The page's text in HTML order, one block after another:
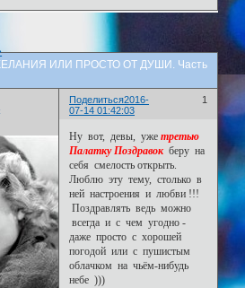
ИЛИ ПРОСТО ОТ ДУШИ. Часть
Поделиться 1
2016-
07-14 01:42:03
Ну вот, девы, ужетретью
Палатку Поздравокберу на
себя смелость открыть.
Люблю эту тему, столько в
ней настроения и любви !!!
Поздравлять ведь можно
всегда и с чем угодно -
даже просто с хорошей
погодой или с пушистым
облачком на чьём-нибудь
небе )))